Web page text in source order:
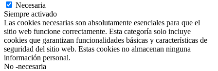
Necesaria
Siempre activado
Las cookies necesarias son absolutamente esenciales para que el
sitio web funcione correctamente. Esta categoría solo incluye
cookies que garantizan funcionalidades básicas y características de
seguridad del sitio web. Estas cookies no almacenan ninguna
información personal.
No -necesaria